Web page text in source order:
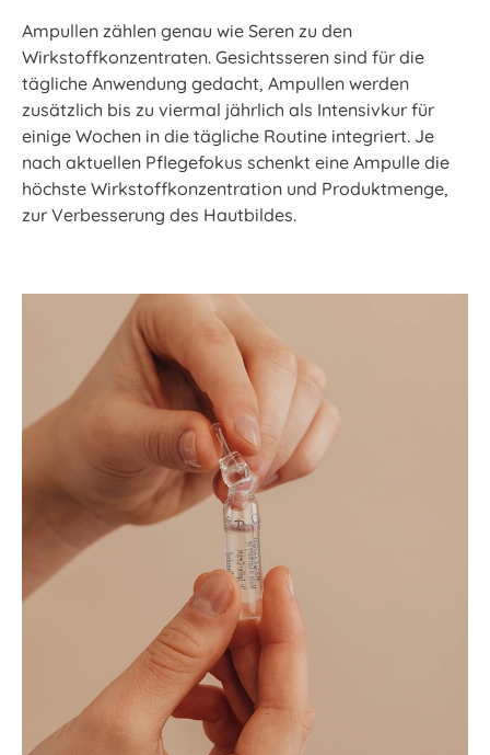
Ampullen zählen genau wie Seren zu den
Wirkstoffkonzentraten. Gesichtsseren sind für die
tägliche Anwendung gedacht, Ampullen werden
zusätzlich bis zu viermal jährlich als Intensivkur für
einige Wochen in die tägliche Routine integriert. Je
nach aktuellen Pflegefokus schenkt eine Ampulle die
höchste Wirkstoffkonzentration und Produktmenge,
zur Verbesserung des Hautbildes.